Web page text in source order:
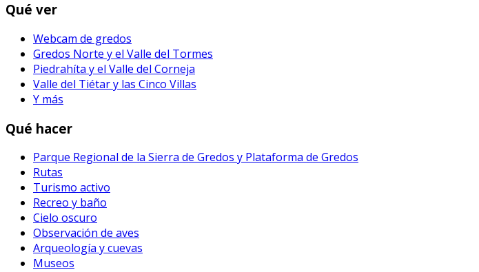
Qué ver
Webcam de gredos
Gredos Norte y el Valle del Tormes
Piedrahíta y el Valle del Corneja
Valle del Tiétar y las Cinco Villas
Y más
Qué hacer
Parque Regional de la Sierra de Gredos y Plataforma de Gredos
Rutas
Turismo activo
Recreo y baño
Cielo oscuro
Observación de aves
Arqueología y cuevas
Museos